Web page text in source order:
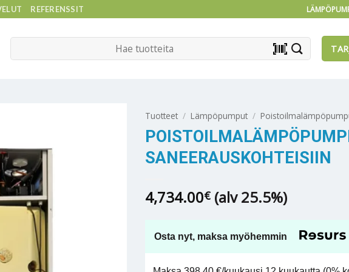
REFERENSSIT
barcode_scanner
Tuotteet / Lämpöpumput /
SANEERAUSKOHTEISIIN
4,734.00€ (alv 25.5%)
Osta nyt, maksa myöhemmin